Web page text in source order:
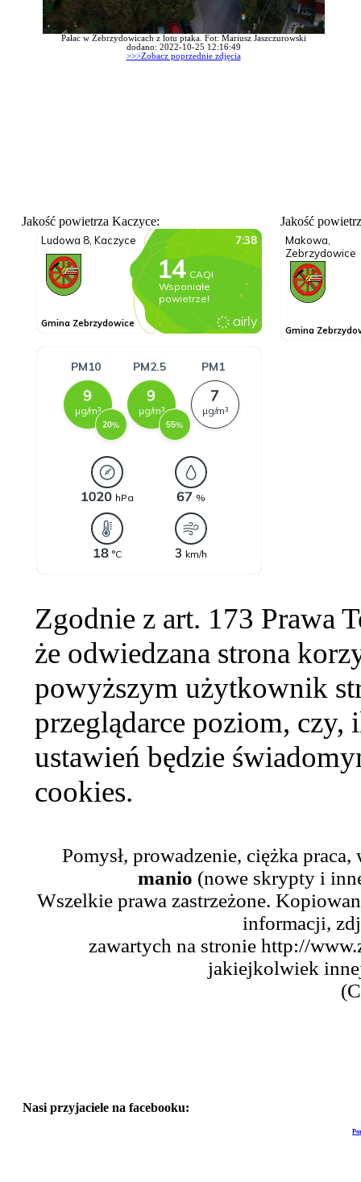
Pałac w Zebrzydowicach z lotu ptaka. Fot: Mariusz Jaszczurowski
dodano: 2022-10-25 12:16:49
>>>Zobacz poprzednie zdjęcia
Jakość powietrza Kaczyce: Jakość
Zgodnie z art. 173 Prawa
że odwiedzana strona
powyższym użytkownik
przeglądarce poziom,
ustawień będzie
cookies.
Pomysł, prowadzenie, ciężka
manio (nowe skrypty i
Wszelkie prawa zastrzeżone.
informacji,
zawartych na stronie http://
jakiejkolwiek
Nasi przyjaciele na facebooku: